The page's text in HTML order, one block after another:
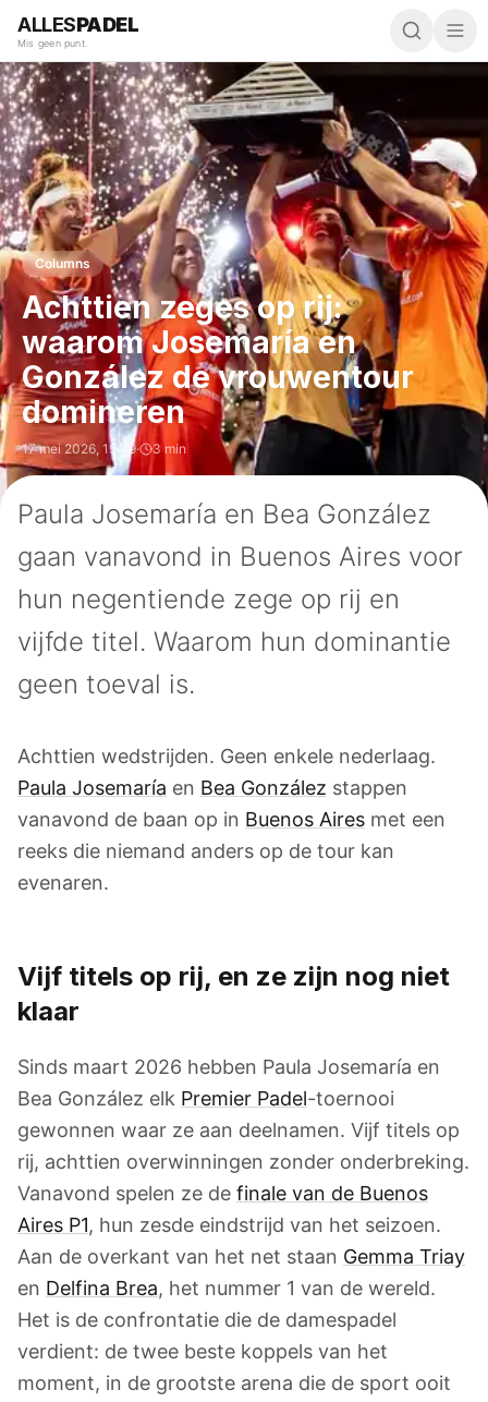
ALLESPADEL
Mis geen punt.
Columns
Achttien zeges op rij:
waarom Josemaría en
González de vrouwentour
domineren
17 mei 2026, 19:49· 3 min
Paula Josemaría en Bea González
gaan vanavond in Buenos Aires voor
hun negentiende zege op rij en
vijfde titel. Waarom hun dominantie
geen toeval is.
Achttien wedstrijden. Geen enkele nederlaag.
Paula Josemaría en Bea González stappen
vanavond de baan op in Buenos Aires met een
reeks die niemand anders op de tour kan
evenaren.
Vijf titels op rij, en ze zijn nog niet
klaar
Sinds maart 2026 hebben Paula Josemaría en
Bea González elk Premier Padel-toernooi
gewonnen waar ze aan deelnamen. Vijf titels op
rij, achttien overwinningen zonder onderbreking.
Vanavond spelen ze de finale van de Buenos
Aires P1, hun zesde eindstrijd van het seizoen.
Aan de overkant van het net staan Gemma Triay
en Delfina Brea, het nummer 1 van de wereld.
Het is de confrontatie die de damespadel
verdient: de twee beste koppels van het
moment, in de grootste arena die de sport ooit